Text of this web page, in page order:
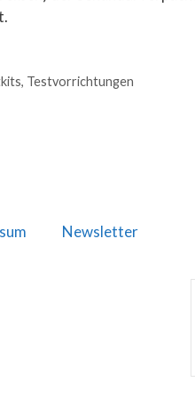
, Testvorrichtungen
Newsletter